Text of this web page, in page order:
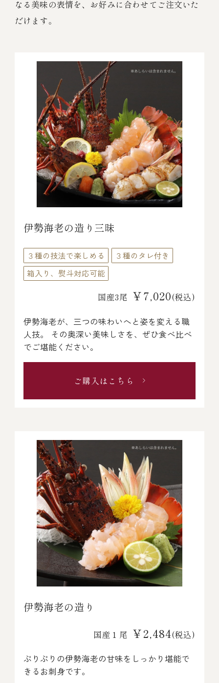
なる美味の表情を、お好みに合わせてご注文いた
だけます。
伊勢海老の造り三昧
３種の技法で楽しめる
３種のタレ付き
箱入り、熨斗対応可能
国産3尾 ￥7,020(税込)
伊勢海老が、三つの味わいへと姿を変える職
人技。 その奥深い美味しさを、ぜひ食べ比べ
でご堪能ください。
ご購入はこちら
伊勢海老の造り
国産１尾 ￥2,484(税込)
ぷりぷりの伊勢海老の甘味をしっかり堪能で
きるお刺身です。